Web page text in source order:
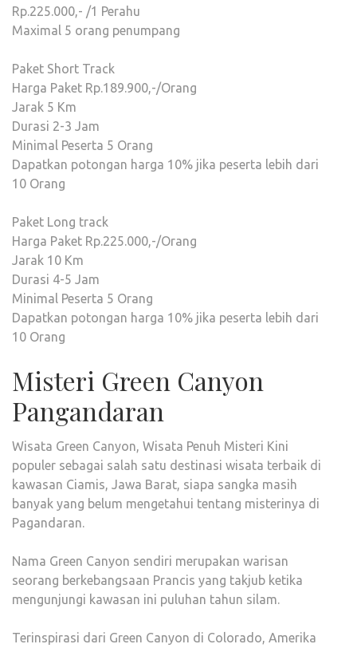
Rp.225.000,- /1 Perahu
Maximal 5 orang penumpang
Paket Short Track
Harga Paket Rp.189.900,-/Orang
Jarak 5 Km
Durasi 2-3 Jam
Minimal Peserta 5 Orang
Dapatkan potongan harga 10% jika peserta lebih dari
10 Orang
Paket Long track
Harga Paket Rp.225.000,-/Orang
Jarak 10 Km
Durasi 4-5 Jam
Minimal Peserta 5 Orang
Dapatkan potongan harga 10% jika peserta lebih dari
10 Orang
Misteri Green Canyon
Pangandaran
Wisata Green Canyon, Wisata Penuh Misteri Kini
populer sebagai salah satu destinasi wisata terbaik di
kawasan Ciamis, Jawa Barat, siapa sangka masih
banyak yang belum mengetahui tentang misterinya di
Pagandaran.
Nama Green Canyon sendiri merupakan warisan
seorang berkebangsaan Prancis yang takjub ketika
mengunjungi kawasan ini puluhan tahun silam.
Terinspirasi dari Green Canyon di Colorado, Amerika